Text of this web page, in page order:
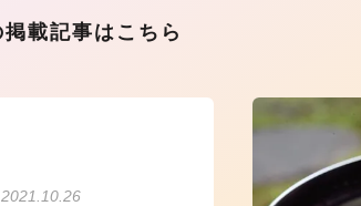
載記事はこちら
2021.10.26